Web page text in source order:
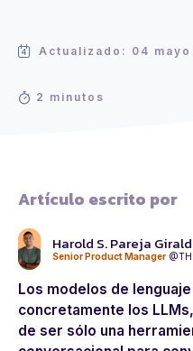
Actualizado: 04
2 minutos
Artículo escrito por
Harold S. Pareja
Senior Product Manager
Los modelos de
concretamente los
de ser sólo una